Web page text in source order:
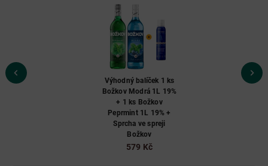
Výhodný balíček 1 ks
Božkov Modrá 1L 19%
+ 1 ks Božkov
Peprmint 1L 19% +
Sprcha ve spreji
Božkov
579 Kč